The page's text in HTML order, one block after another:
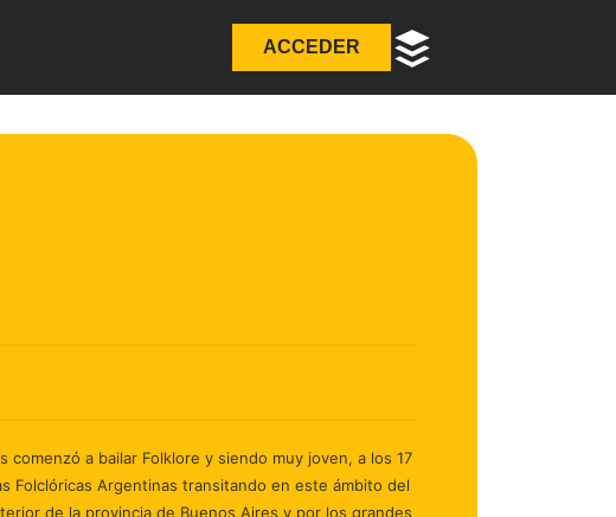
ACCEDER
a bailar Folklore y siendo muy joven, a los 17
Folclóricas Argentinas transitando en este ámbito del
de la provincia de Buenos Aires y por los grandes